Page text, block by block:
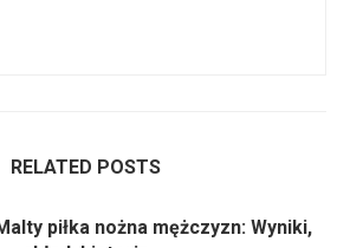
RELATED POSTS
piłka nożna mężczyzn: Wyniki,